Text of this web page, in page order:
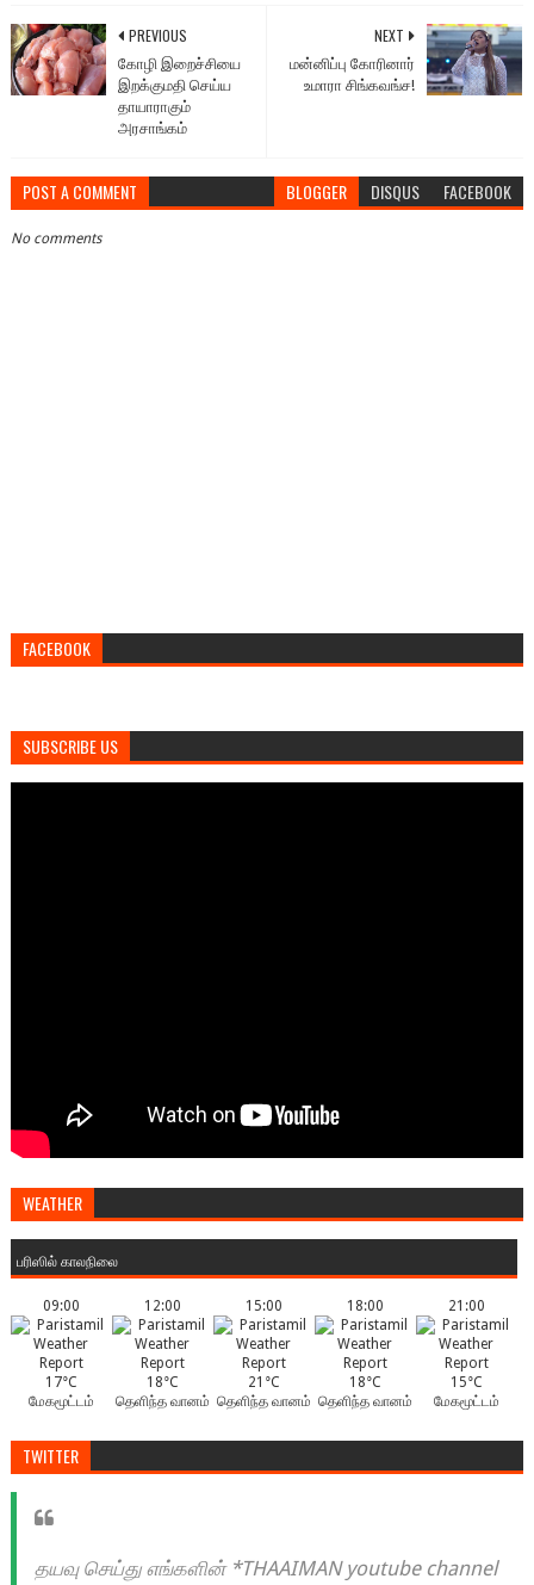
NEXT
மன்னிப்பு கோரினார்
உமாரா சிங்கவங்ச!
PREVIOUS
கோழி இறைச்சியை
இறக்குமதி செய்ய
தாயாராகும்
அரசாங்கம்
POST A COMMENT BLOGGER DISQUS FACEBOOK
No comments
FACEBOOK
SUBSCRIBE US
WEATHER
பரிஸில் காலநிலை
09:00
17°C
மேகமூட்டம்
12:00
18°C
தெளிந்த வானம்
15:00
21°C
தெளிந்த வானம்
18:00
18°C
தெளிந்த வானம்
21:00
15°C
மேகமூட்டம்
TWITTER
தயவு செய்து எங்களின் *THAAIMAN youtube channel